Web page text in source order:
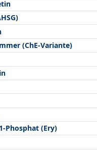
(ChE-Variante)
Phosphat (Ery)